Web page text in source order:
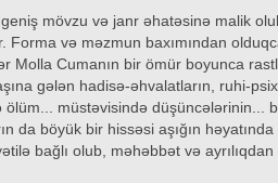
mövzu və janr əhatəsinə malik
Forma və məzmun baxımından
Molla Cumanın bir ömür boyunca
gələn hadisə-əhvalatların, ruhi-
müstəvisində düşüncələrinin...
da böyük bir hissəsi aşığın
bağlı olub, məhəbbət və